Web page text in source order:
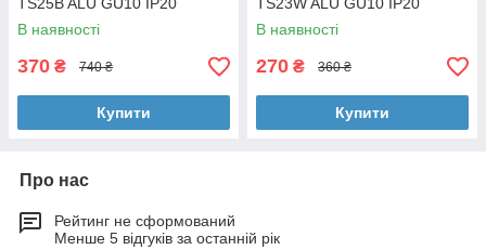
TS25B ALU GU10 IP20
В наявності
370 ₴ 740 ₴
Купити
TS23W ALU GU10 IP20
В наявності
270 ₴ 360 ₴
Купити
Про нас
Рейтинг не сформований
Менше 5 відгуків за останній рік